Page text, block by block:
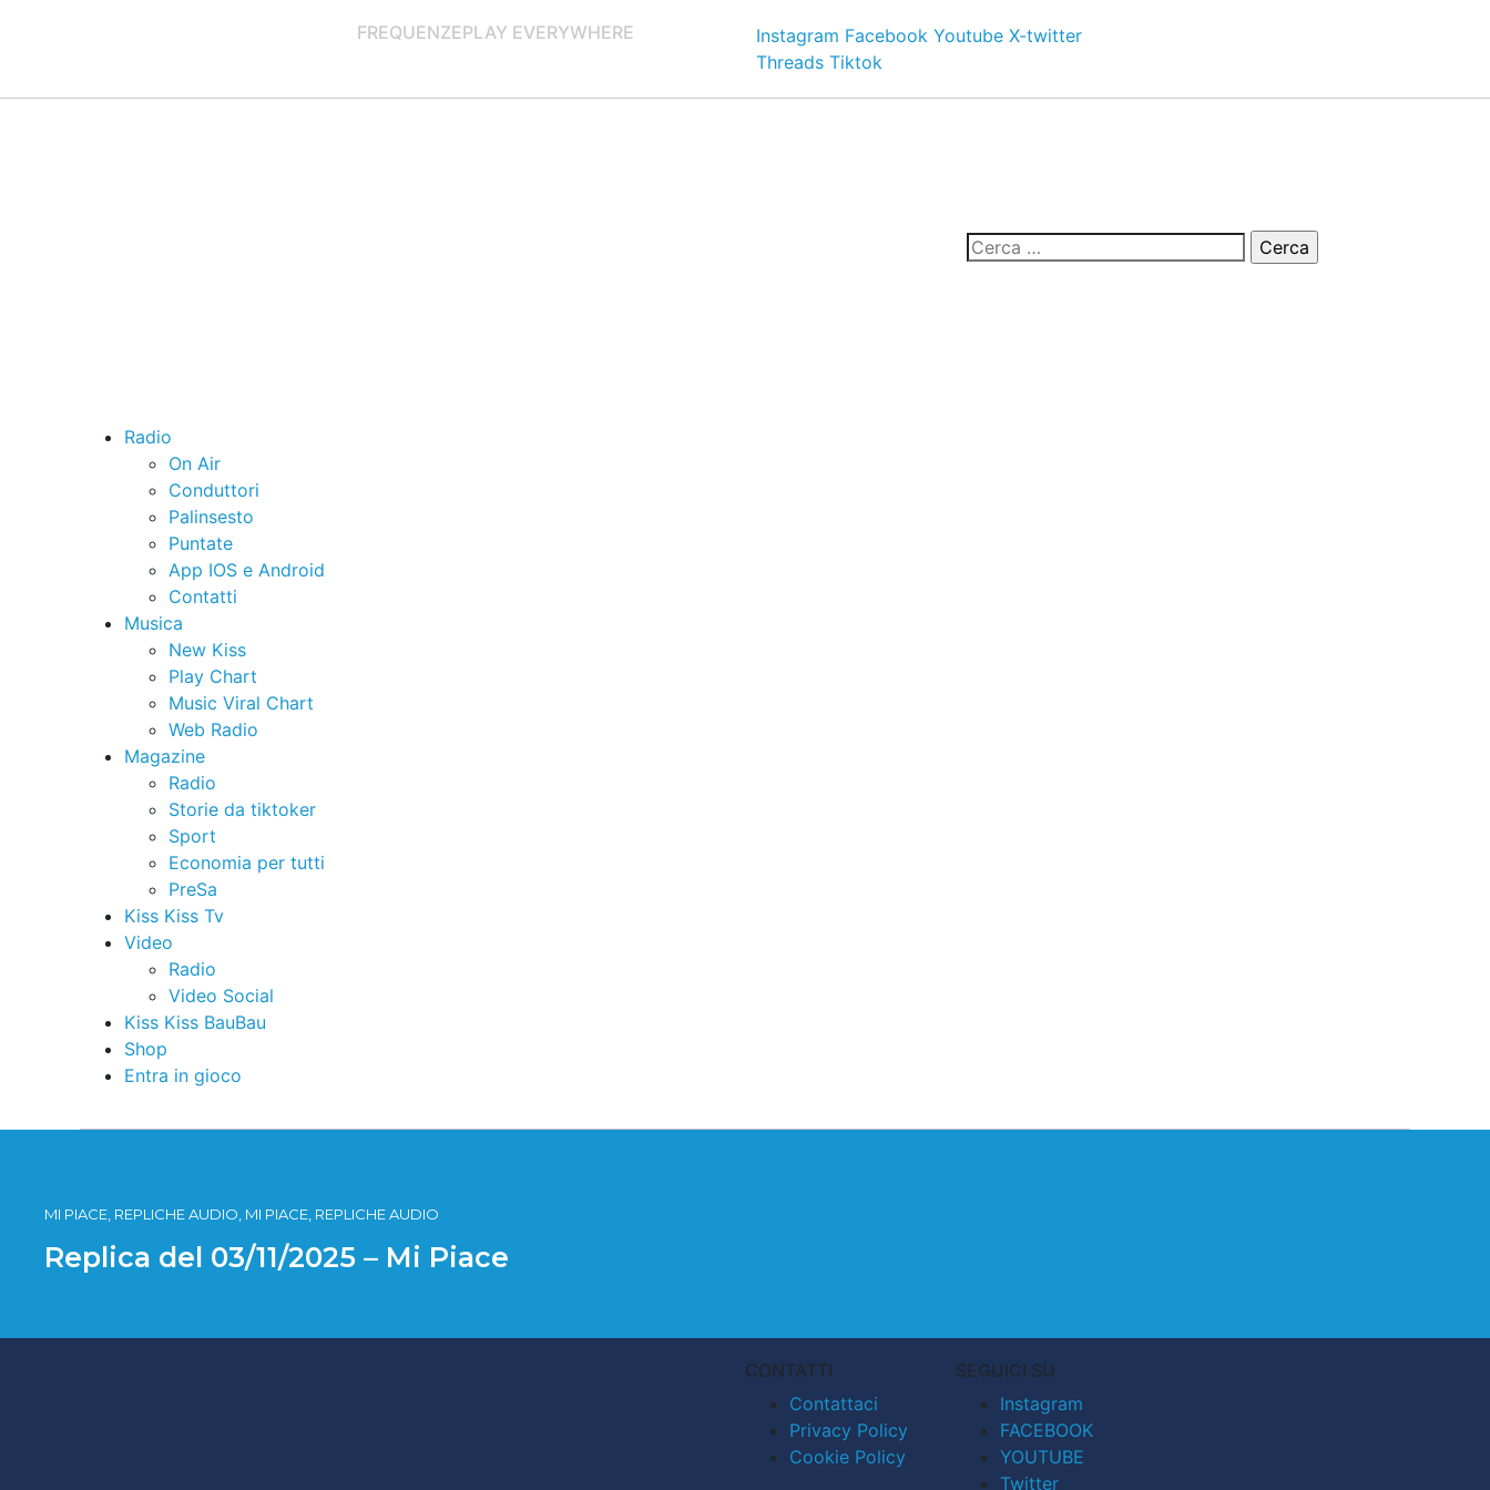
FREQUENZEPLAY EVERYWHERE Instagram Facebook Youtube X-twitter
Threads Tiktok
Radio
On Air
Conduttori
Palinsesto
Puntate
App IOS e Android
Contatti
Musica
New Kiss
Play Chart
Music Viral Chart
Web Radio
Magazine
Radio
Storie da tiktoker
Sport
Economia per tutti
PreSa
Kiss Kiss Tv
Video
Radio
Video Social
Kiss Kiss BauBau
Shop
Entra in gioco
MI PIACE, REPLICHE AUDIO, MI PIACE, REPLICHE AUDIO
Replica del 03/11/2025 – Mi Piace
CONTATTI
Contattaci
Privacy Policy
Cookie Policy
SEGUICI SU
Instagram
FACEBOOK
YOUTUBE
Twitter